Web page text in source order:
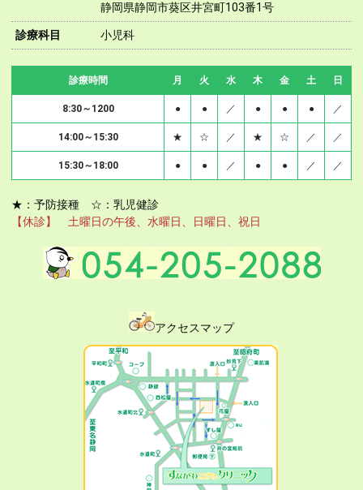
静岡県静岡市葵区井宮町103番1号
診療科目 小児科
診療時間 月 火 水 木 金 土 日
8:30～1200 ● ● ／ ● ● ● ／
14:00～15:30 ★ ☆ ／ ★ ☆ ／ ／
15:30～18:00 ● ● ／ ● ● ／ ／
★：予防接種 ☆：乳児健診
【休診】 土曜日の午後、水曜日、日曜日、祝日
アクセスマップ